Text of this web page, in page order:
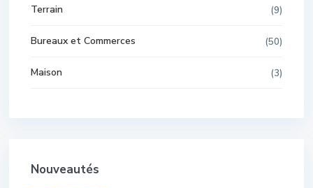
Terrain (9)
Bureaux et Commerces (50)
Maison (3)
Nouveautés